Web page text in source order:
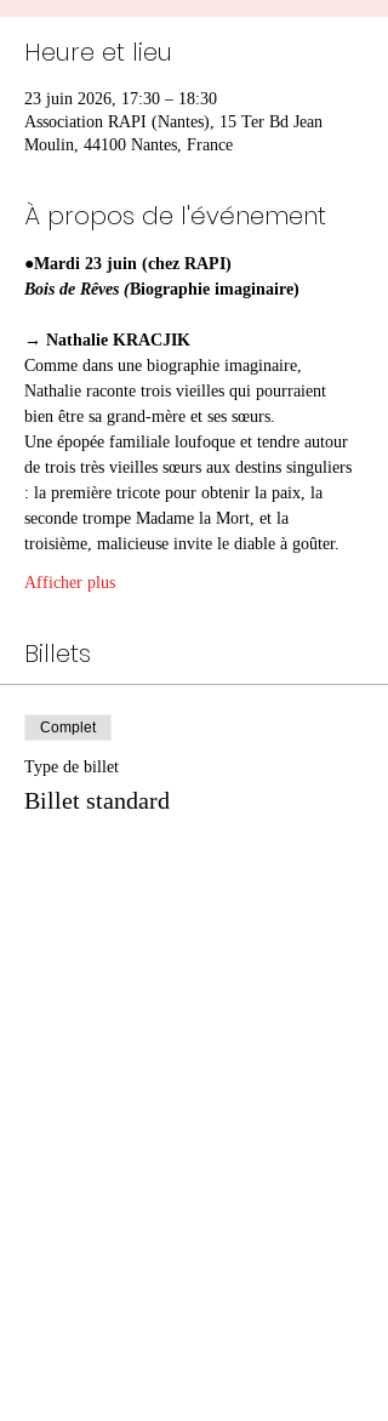
Heure et lieu
23 juin 2026, 17:30 – 18:30
Association RAPI (Nantes), 15 Ter Bd Jean
Moulin, 44100 Nantes, France
À propos de l'événement
●Mardi 23 juin (chez RAPI)
Bois de Rêves (Biographie imaginaire)
→ Nathalie KRACJIK
Comme dans une biographie imaginaire,
Nathalie raconte trois vieilles qui pourraient
bien être sa grand-mère et ses sœurs.
Une épopée familiale loufoque et tendre autour
de trois très vieilles sœurs aux destins singuliers
: la première tricote pour obtenir la paix, la
seconde trompe Madame la Mort, et la
troisième, malicieuse invite le diable à goûter.
Afficher plus
Billets
Complet
Type de billet
Billet standard